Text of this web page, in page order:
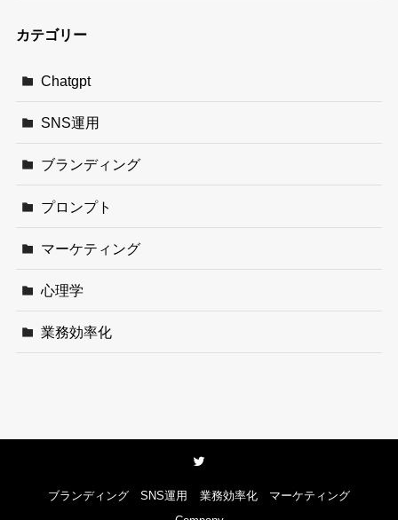
カテゴリー
Chatgpt
SNS運用
ブランディング
プロンプト
マーケティング
心理学
業務効率化
ブランディング SNS運用 業務効率化
マーケティング